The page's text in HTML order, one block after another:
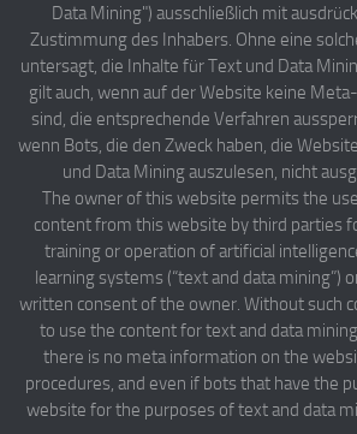
Data Mining") ausschließlich mit
Zustimmung des Inhabers. Ohne eine
untersagt, die Inhalte für Text und Data
gilt auch, wenn auf der Website keine
sind, die entsprechende Verfahren
wenn Bots, die den Zweck haben, die
und Data Mining auszulesen, nicht
The owner of this website permits the
content from this website by third parties
training or operation of artificial
learning systems (“text and data mining”)
written consent of the owner. Without such
to use the content for text and data
there is no meta information on the
procedures, and even if bots that have the
website for the purposes of text and data